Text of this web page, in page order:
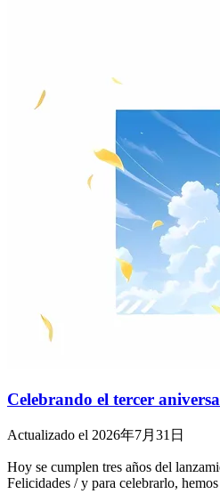
Celebrando el tercer
Actualizado el 2026年7月31日
Hoy se cumplen tres años del
Felicidades / y para celebrarlo,